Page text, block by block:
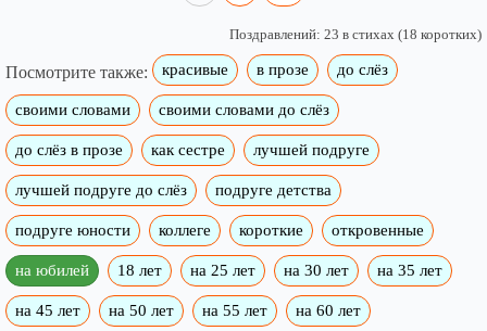
Поздравлений: 23 в стихах (18 коротких)
Посмотрите также: красивые в прозе до слёз
своими словами своими словами до слёз
до слёз в прозе как сестре лучшей подруге
лучшей подруге до слёз подруге детства
подруге юности коллеге короткие откровенные
на юбилей 18 лет на 25 лет на 30 лет на 35 лет
на 45 лет на 50 лет на 55 лет на 60 лет